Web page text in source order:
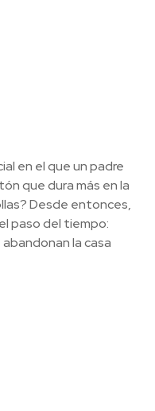
en el que un padre
que dura más en la
Desde entonces,
paso del tiempo:
la casa